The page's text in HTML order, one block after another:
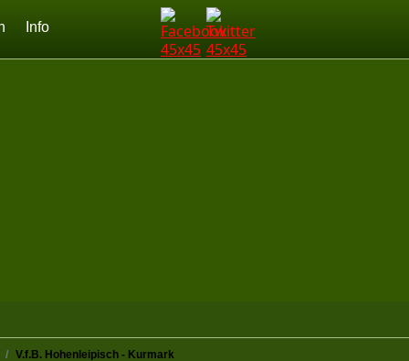
Info
V.f.B. Hohenleipisch - Kurmark